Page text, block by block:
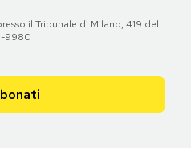
il Tribunale di Milano, 419 del
9980